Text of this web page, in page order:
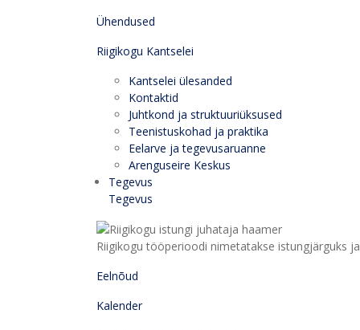
Ühendused
Riigikogu Kantselei
Kantselei ülesanded
Kontaktid
Juhtkond ja struktuuriüksused
Teenistuskohad ja praktika
Eelarve ja tegevusaruanne
Arenguseire Keskus
Tegevus
Tegevus
Riigikogu tööperioodi nimetatakse istungjärguks
Eelnõud
Kalender